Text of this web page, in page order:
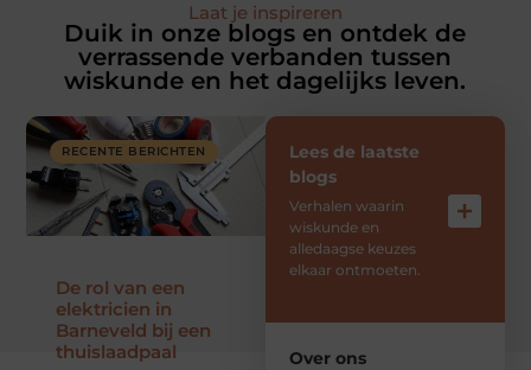
Laat je inspireren
Duik in onze blogs en ontdek de
verrassende verbanden tussen
wiskunde en het dagelijks leven.
RECENTE BERICHTEN
De rol van een
elektricien in
Barneveld bij een
thuislaadpaal
Lees de laatste
blogs
Verhalen waarin
wiskunde en
alledaagse keuzes
elkaar ontmoeten.
Over ons